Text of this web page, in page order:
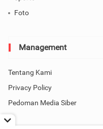
Foto
Management
Tentang Kami
Privacy Policy
Pedoman Media Siber